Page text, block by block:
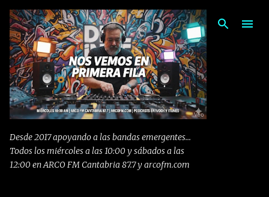
Ir al contenido principal
Desde 2017 apoyando a las bandas emergentes...
Todos los miércoles a las 10:00 y sábados a las
12:00 en ARCO FM Cantabria 87.7 y arcofm.com